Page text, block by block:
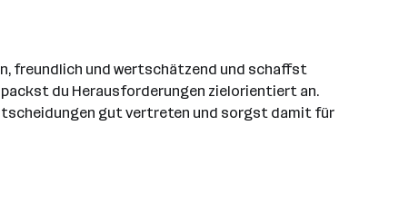
freundlich und wertschätzend und schaffst
du Herausforderungen zielorientiert an.
gut vertreten und sorgst damit für